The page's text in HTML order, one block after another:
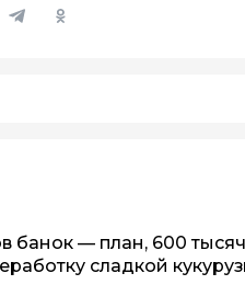
банок — план, 600
сладкой